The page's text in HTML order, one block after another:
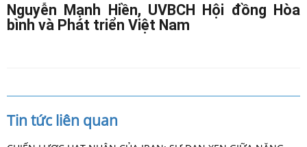
Nguyễn Mạnh Hiền, UVBCH Hội đồng Hòa
bình và Phát triển Việt Nam
Tin tức liên quan